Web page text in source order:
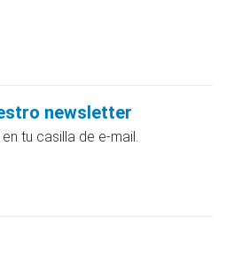
newsletter
tu casilla de e-mail.